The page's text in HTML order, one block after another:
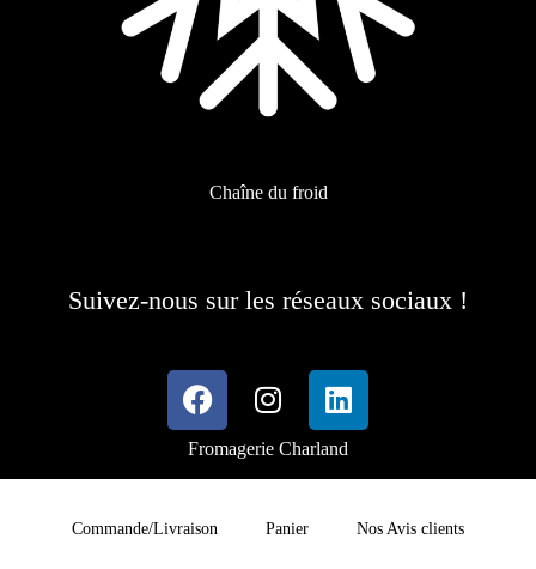
Chaîne du froid
Suivez-nous sur les réseaux sociaux !
Fromagerie Charland
Commande/Livraison Panier Nos Avis clients